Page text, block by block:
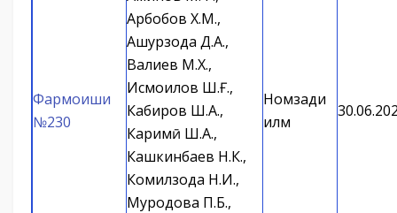
Фармоиши
№230
Арбобов Х.М.,
Ашурзода Д.А.,
Валиев М.Х.,
Исмоилов Ш.Ғ.,
Кабиров Ш.А.,
Каримӣ Ш.А.,
Кашкинбаев Н.К.,
Комилзода Н.И.,
Муродова П.Б.,
Номзади
илм